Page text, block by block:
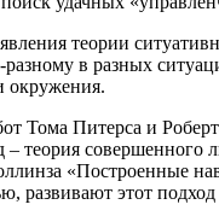
теории
разному в разных
окружения.
Тома Питерса и
– теория совершенного
«Построенные
развивают этот подход